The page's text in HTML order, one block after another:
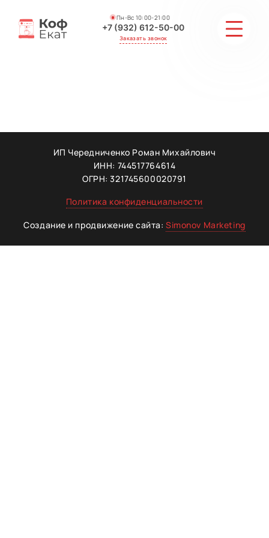
Пн-Вс 10:00-21:00
+7 (932) 612-50-00
Заказать звонок
ГАЛЕРЕЯ
МАСТЕРА
ИП Чередниченко Роман Михайлович
ИНН: 744517764614
ОГРН: 321745600020791
Политика конфиденциальности
Создание и продвижение сайта:Simonov Marketing